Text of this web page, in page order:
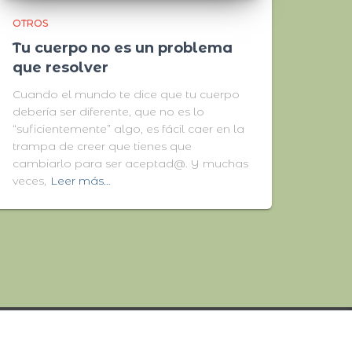
OTROS
Tu cuerpo no es un problema
que resolver
Cuando el mundo te dice que tu cuerpo
debería ser diferente, que no es lo
“suficientemente” algo, es fácil caer en la
trampa de creer que tienes que
cambiarlo para ser aceptad@. Y muchas
veces, Leer más…